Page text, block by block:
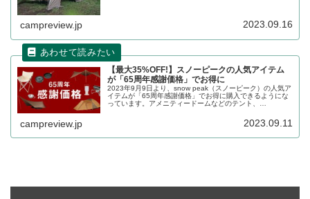
campreview.jp 2023.09.16
【最大35%OFF!】スノーピークの人気アイテム
が「65周年感謝価格」でお得に
2023年9月9日より、snow peak（スノーピーク）の人気ア
イテムが「65周年感謝価格」でお得に購入できるようにな
っています。アメニティードームなどのテント、
アイテムが割り引かれています。詳細をレビューします。
campreview.jp 2023.09.11